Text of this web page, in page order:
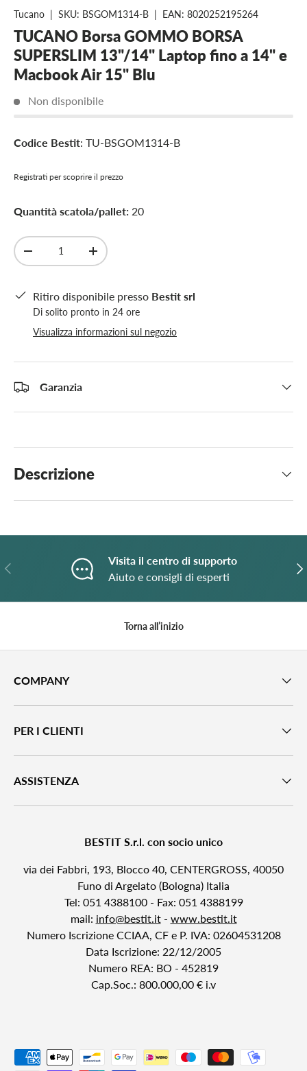
Tucano | SKU: BSGOM1314-B | EAN: 8020252195264
TUCANO Borsa GOMMO BORSA
SUPERSLIM 13"/14" Laptop fino a 14" e
Macbook Air 15" Blu
Non disponibile
Codice Bestit: TU-BSGOM1314-B
Registrati per scoprire il prezzo
Quantità scatola/pallet: 20
Q.tà
-
+
Ritiro disponibile presso Bestit srl
Di solito pronto in 24 ore
Visualizza informazioni sul negozio
Garanzia
Descrizione
Indietro
Visita il centro di supporto
Aiuto e consigli di esperti
Torna all’inizio
COMPANY
PER I CLIENTI
ASSISTENZA
BESTIT S.r.l. con socio unico
via dei Fabbri, 193, Blocco 40, CENTERGROSS, 40050
Funo di Argelato (Bologna) Italia
Tel: 051 4388100 - Fax: 051 4388199
mail: info@bestit.it- www.bestit.it
Numero Iscrizione CCIAA, CF e P. IVA: 02604531208
Data Iscrizione: 22/12/2005
Numero REA: BO - 452819
Cap.Soc.: 800.000,00 € i.v
Metodi di pagamento accettati